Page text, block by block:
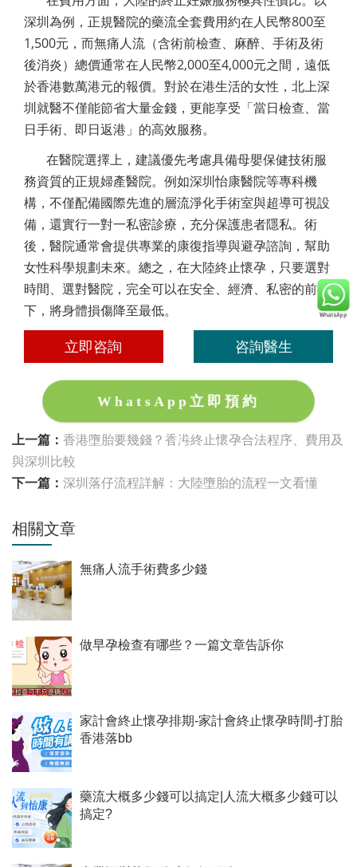
深圳為例，正規醫院的藥流全套費用約在人民幣800至
1,500元，而無痛人流（含術前檢查、麻醉、手術及術
後消炎）總價通常在人民幣2,000至4,000元之間，遠低
於香港數萬港元的報價。對於在港生活的女性，北上深
圳就醫不僅能節省大量金錢，更能享受「當日檢查、當
日手術、即日返港」的高效服務。
在醫院選擇上，建議優先考慮具備母嬰保健技術服
務資質的正規婦產醫院。例如深圳怡康醫院等專科機
構，不僅配備國際先進的層流淨化手術室與超導可視設
備，還實行一對一私密診療，充分保護患者隱私。術
後，醫院通常會提供專業的康復指導與避孕諮詢，幫助
女性科學規劃未來。總之，在大陸終止懷孕，只要選對
時間、選對醫院，完全可以在安全、經濟、私密的前提
下，將身體損傷降至最低。
立即咨詢 咨詢醫生
WhatsApp立即預約
上一篇： 香港墮胎要幾錢？香港終止懷孕合法程序、費用及
與深圳比較
下一篇： 深圳落仔流程詳解：大陸墮胎的流程一文看懂
相關文章
無痛人流手術費多少錢
做早孕檢查有哪些？一篇文章告訴你
家計會終止懷孕排期-家計會終止懷孕時間-打胎
香港落bb
藥流大概多少錢可以搞定|人流大概多少錢可以
搞定?